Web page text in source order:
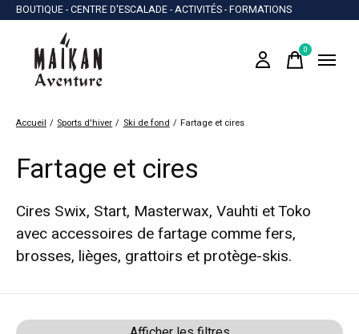
BOUTIQUE - CENTRE D'ESCALADE - ACTIVITÉS - FORMATIONS
0items
Accueil / Sports d'hiver / Ski de fond / Fartage et cires
Fartage et cires
Cires Swix, Start, Masterwax, Vauhti et Toko
avec accessoires de fartage comme fers,
brosses, lièges, grattoirs et protège-skis.